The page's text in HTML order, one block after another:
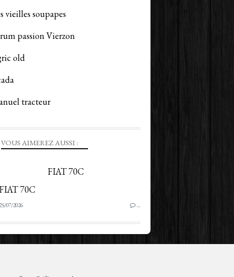
VOUS AIMEREZ AUSSI :
FIAT 70C
25/07/2026 …
vieilles soupapes
passion Vierzon
old
tracteur